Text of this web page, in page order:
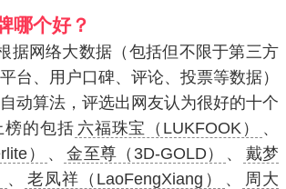
哪个好？
据网络大数据（包括但不限于第三方
台、用户口碑、评论、投票等数据）
动算法，评选出网友认为很好的十个
榜的包括 六福珠宝（LUKFOOK）
、
）
、 金至尊（3D-GOLD） 、
戴梦
、 老凤祥（LaoFengXiang） 、
周大